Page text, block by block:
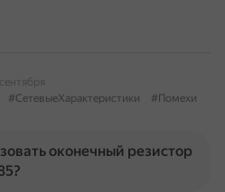
#СетевыеХарактеристики
#Помехи
оконечный резистор